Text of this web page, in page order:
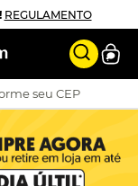
REGULAMENTO
seu CEP